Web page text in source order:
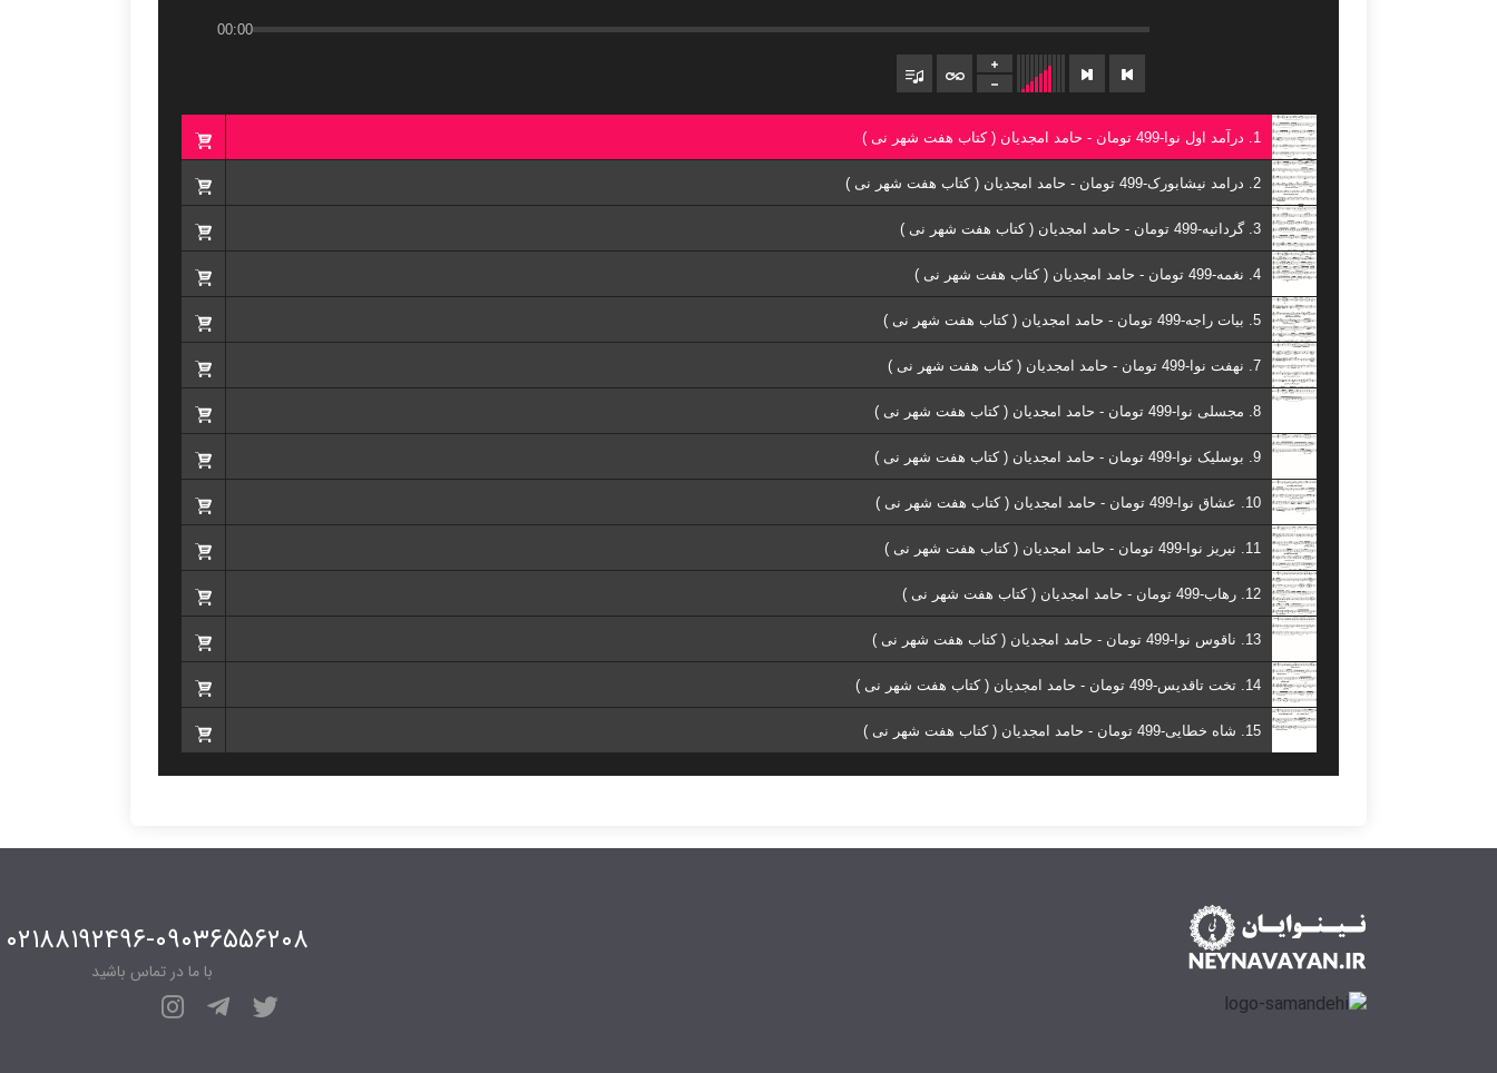
00:00
1. درآمد اول نوا-499 تومان - حامد امجدیان ( کتاب هفت شهر نی )
2. درامد نیشابورک-499 تومان - حامد امجدیان ( کتاب هفت شهر نی )
3. گردانیه-499 تومان - حامد امجدیان ( کتاب هفت شهر نی )
4. نغمه-499 تومان - حامد امجدیان ( کتاب هفت شهر نی )
5. بیات راجه-499 تومان - حامد امجدیان ( کتاب هفت شهر نی )
7. نهفت نوا-499 تومان - حامد امجدیان ( کتاب هفت شهر نی )
8. مجسلی نوا-499 تومان - حامد امجدیان ( کتاب هفت شهر نی )
9. بوسلیک نوا-499 تومان - حامد امجدیان ( کتاب هفت شهر نی )
10. عشاق نوا-499 تومان - حامد امجدیان ( کتاب هفت شهر نی )
11. نیریز نوا-499 تومان - حامد امجدیان ( کتاب هفت شهر نی )
12. رهاب-499 تومان - حامد امجدیان ( کتاب هفت شهر نی )
13. ناقوس نوا-499 تومان - حامد امجدیان ( کتاب هفت شهر نی )
14. تخت تاقدیس-499 تومان - حامد امجدیان ( کتاب هفت شهر نی )
15. شاه خطایی-499 تومان - حامد امجدیان ( کتاب هفت شهر نی )
۰۲۱۸۸۱۹۲۴۹۶-۰۹۰۳۶۵۵۶۲۰۸
با ما در تماس باشید